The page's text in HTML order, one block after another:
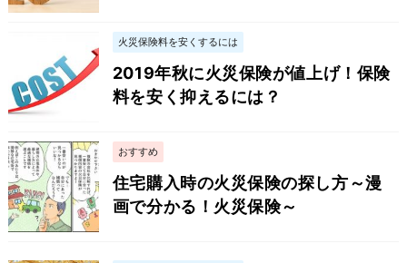
火災保険料を安くするには
2019年秋に火災保険が値上げ！保険
料を安く抑えるには？
おすすめ
住宅購入時の火災保険の探し方～漫
画で分かる！火災保険～